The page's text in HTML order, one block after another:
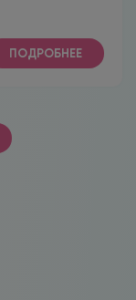
ПОДРОБНЕЕ